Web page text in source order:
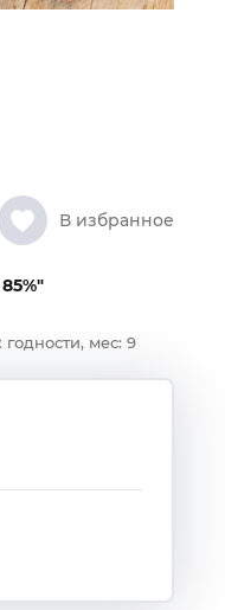
В избранное
годности, мес: 9